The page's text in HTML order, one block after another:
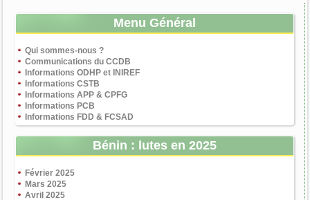
Menu Général
Qui sommes-nous ?
Communications du CCDB
Informations ODHP et INIREF
Informations CSTB
Informations APP & CPFG
Informations PCB
Informations FDD & FCSAD
Bénin : lutes en 2025
Février 2025
Mars 2025
Avril 2025